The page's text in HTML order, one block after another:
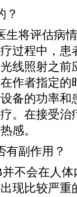
？
生将评估病
过程中，患
线照射之前
作者指定的
备的功率和
。在接受治
感。
有副作用？
不会在人
现比较严重